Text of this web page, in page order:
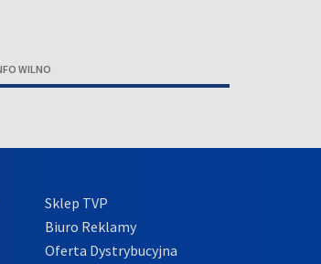
WILNO
Sklep TVP
Biuro Reklamy
Oferta Dystrybucyjna